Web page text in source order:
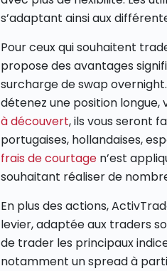
s’adaptant ainsi aux
Pour ceux qui souhaitent
propose des avantages
surcharge de swap
détenez une position longue,
à découvert, ils vous seront
portugaises, hollandaises,
frais de courtage n’est
souhaitant réaliser de
En plus des actions,
levier, adaptée aux traders
de trader les principaux
notamment un spread à